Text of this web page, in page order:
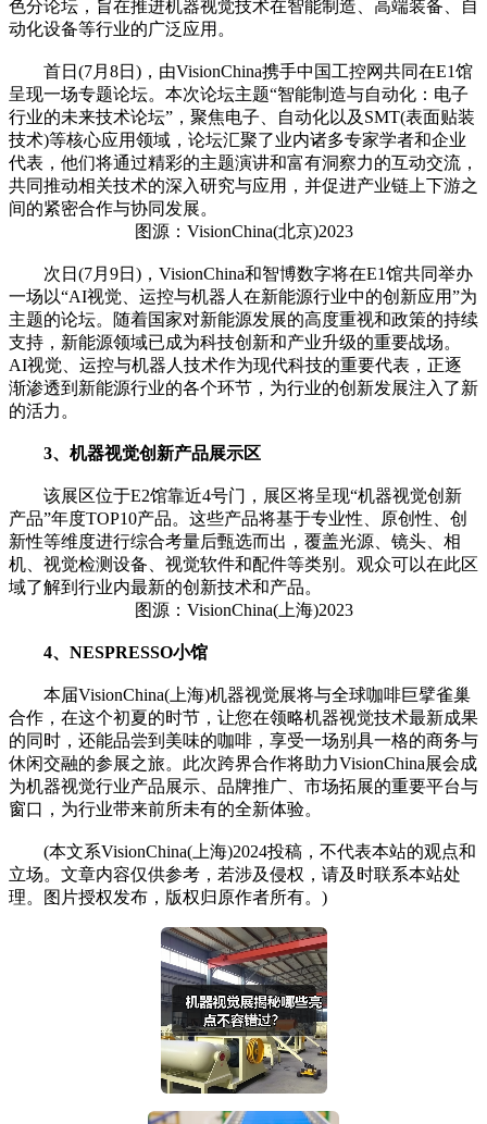
色分论坛，旨在推进机器视觉技术在智能制造、高端装备、自
动化设备等行业的广泛应用。
首日(7月8日)，由VisionChina携手中国工控网共同在E1馆
呈现一场专题论坛。本次论坛主题“智能制造与自动化：电子
行业的未来技术论坛”，聚焦电子、自动化以及SMT(表面贴装
技术)等核心应用领域，论坛汇聚了业内诸多专家学者和企业
代表，他们将通过精彩的主题演讲和富有洞察力的互动交流，
共同推动相关技术的深入研究与应用，并促进产业链上下游之
间的紧密合作与协同发展。
图源：VisionChina(北京)2023
次日(7月9日)，VisionChina和智博数字将在E1馆共同举办
一场以“AI视觉、运控与机器人在新能源行业中的创新应用”为
主题的论坛。随着国家对新能源发展的高度重视和政策的持续
支持，新能源领域已成为科技创新和产业升级的重要战场。
AI视觉、运控与机器人技术作为现代科技的重要代表，正逐
渐渗透到新能源行业的各个环节，为行业的创新发展注入了新
的活力。
3、机器视觉创新产品展示区
该展区位于E2馆靠近4号门，展区将呈现“机器视觉创新
产品”年度TOP10产品。这些产品将基于专业性、原创性、创
新性等维度进行综合考量后甄选而出，覆盖光源、镜头、相
机、视觉检测设备、视觉软件和配件等类别。观众可以在此区
域了解到行业内最新的创新技术和产品。
图源：VisionChina(上海)2023
4、NESPRESSO小馆
本届VisionChina(上海)机器视觉展将与全球咖啡巨擘雀巢
合作，在这个初夏的时节，让您在领略机器视觉技术最新成果
的同时，还能品尝到美味的咖啡，享受一场别具一格的商务与
休闲交融的参展之旅。此次跨界合作将助力VisionChina展会成
为机器视觉行业产品展示、品牌推广、市场拓展的重要平台与
窗口，为行业带来前所未有的全新体验。
(本文系VisionChina(上海)2024投稿，不代表本站的观点和
立场。文章内容仅供参考，若涉及侵权，请及时联系本站处
理。图片授权发布，版权归原作者所有。)